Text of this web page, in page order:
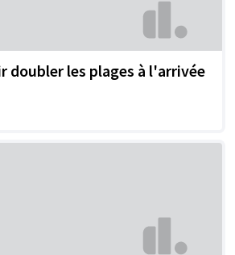
doubler les plages à l'arrivée